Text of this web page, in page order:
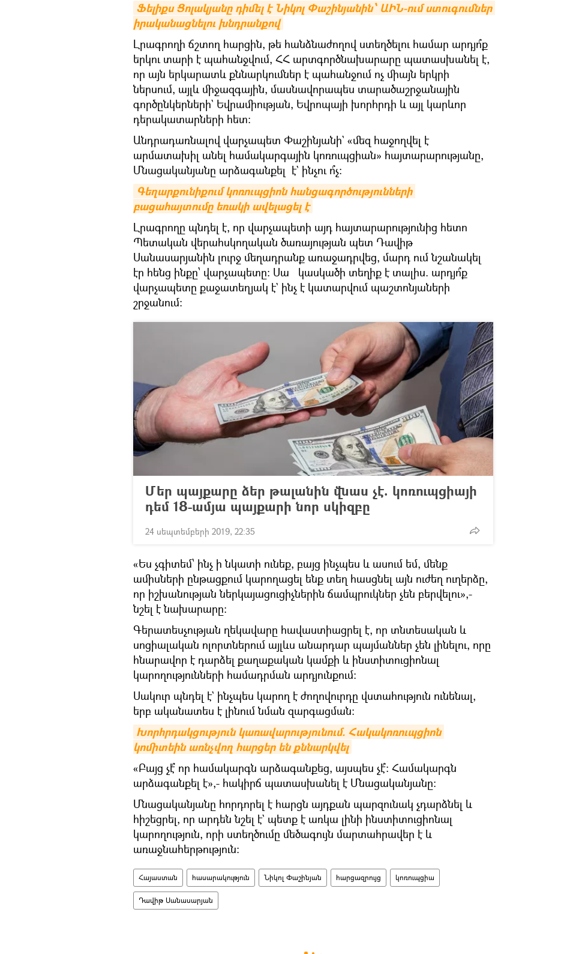
Ֆելիքս Ցոլակյանը դիմել է Նիկոլ Փաշինյանին՝ ԱԻՆ-ում ստուգումներ
իրականացնելու խնդրանքով
Լրագրողի ճշտող հարցին, թե հանձնաժողով ստեղծելու համար արդյո՞ք
երկու տարի է պահանջվում, ՀՀ արտգործնախարարը պատասխանել է,
որ այն երկարատև քննարկումներ է պահանջում ոչ միայն երկրի
ներսում, այլև միջազգային, մասնավորապես տարածաշրջանային
գործընկերների` Եվրամիության, Եվրոպայի խորհրդի և այլ կարևոր
դերակատարների հետ։
Անդրադառնալով վարչապետ Փաշինյանի` «մեզ հաջողվել է
արմատախիլ անել համակարգային կոռուպցիան» հայտարարությանը,
Մնացականյանը արձագանքել է` ինչու ո՞չ:
Գեղարքունիքում կոռուպցիոն հանցագործությունների
բացահայտումը եռակի ավելացել է
Լրագրողը պնդել է, որ վարչապետի այդ հայտարարությունից հետո
Պետական վերահսկողական ծառայության պետ Դավիթ
Սանասարյանին լուրջ մեղադրանք առաջադրվեց, մարդ ում նշանակել
էր հենց ինքը՝ վարչապետը: Սա կասկածի տեղիք է տալիս. արդյո՞ք
վարչապետը քաջատեղյակ է` ինչ է կատարվում պաշտոնյաների
շրջանում:
Մեր պայքարը ձեր թալանին վնաս չէ. կոռուպցիայի
դեմ 18-ամյա պայքարի նոր սկիզբը
24 սեպտեմբերի 2019, 22:35
«Ես չգիտեմ՝ ինչ ի նկատի ունեք, բայց ինչպես և ասում եմ, մենք
ամիսների ընթացքում կարողացել ենք տեղ հասցնել այն ուժեղ ուղերձը,
որ իշխանության ներկայացուցիչներին ճամպրուկներ չեն բերվելու»,-
նշել է նախարարը։
Գերատեսչության ղեկավարը հավաստիացրել է, որ տնտեսական և
սոցիալական ոլորտներում այլևս անարդար պայմաններ չեն լինելու, որը
հնարավոր է դարձել քաղաքական կամքի և ինստիտուցիոնալ
կարողությունների համադրման արդյունքում:
Սակուր պնդել է` ինչպես կարող է ժողովուրդը վստահություն ունենալ,
երբ ականատես է լինում նման զարգացման:
Խորհրդակցություն կառավարությունում. Հակակոռուպցիոն
կոմիտեին առնչվող հարցեր են քննարկվել
«Բայց չէ՞ որ համակարգն արձագանքեց, այսպես չէ՞: Համակարգն
արձագանքել է»,- հակիրճ պատասխանել է Մնացականյանը:
Մնացականյանը հորդորել է հարցն այդքան պարզունակ չդարձնել և
հիշեցրել, որ արդեն նշել է` պետք է առկա լինի ինստիտուցիոնալ
կարողություն, որի ստեղծումը մեծագույն մարտահրավեր է և
առաջնահերթություն:
Հայաստան հասարակություն Նիկոլ Փաշինյան հարցազրույց կոռուպցիա
Դավիթ Սանասարյան